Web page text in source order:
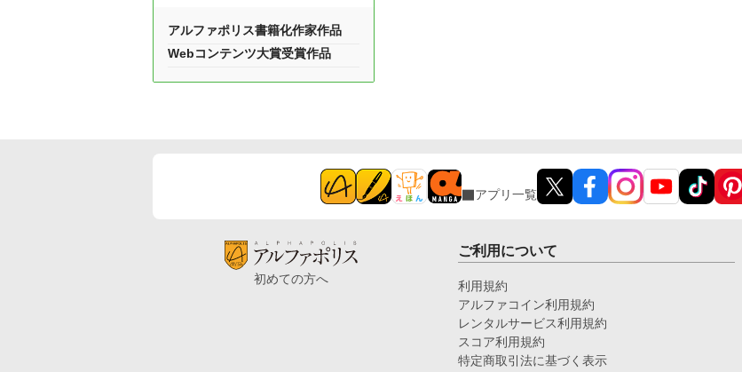
アルファポリス書籍化作家作品
Webコンテンツ大賞受賞作品
アプリ一覧
初めての方へ
ご利用について
利用規約
アルファコイン利用規約
レンタルサービス利用規約
スコア利用規約
特定商取引法に基づく表示